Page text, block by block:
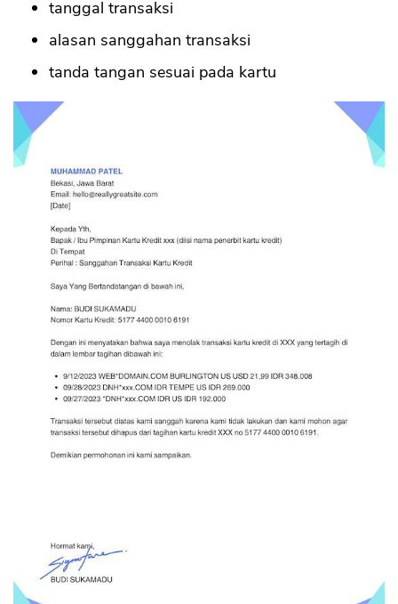
tanggal transaksi
alasan sanggahan transaksi
tanda tangan sesuai pada kartu